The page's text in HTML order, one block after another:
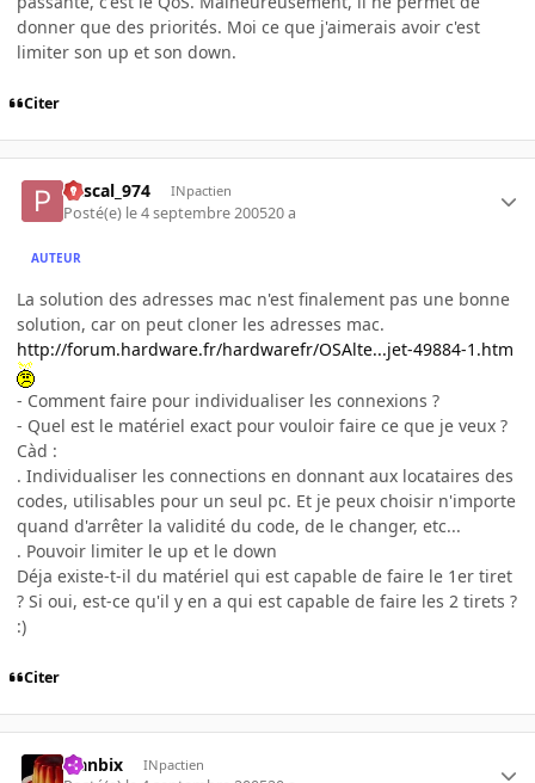
donner que des priorités. Moi ce que j'aimerais avoir c'est
limiter son up et son down.
Citer
Pascal_974 INpactien
Posté(e) le 4 septembre 200520 a
AUTEUR
La solution des adresses mac n'est finalement pas une bonne
solution, car on peut cloner les adresses mac.
http://forum.hardware.fr/hardwarefr/OSAlte...jet-49884-1.htm
- Comment faire pour individualiser les connexions ?
- Quel est le matériel exact pour vouloir faire ce que je veux ?
Càd :
. Individualiser les connections en donnant aux locataires des
codes, utilisables pour un seul pc. Et je peux choisir n'importe
quand d'arrêter la validité du code, de le changer, etc...
. Pouvoir limiter le up et le down
Déja existe-t-il du matériel qui est capable de faire le 1er tiret
? Si oui, est-ce qu'il y en a qui est capable de faire les 2 tirets ?
:)
Citer
Flanbix INpactien